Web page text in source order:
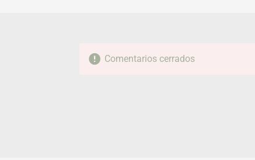
Comentarios cerrados